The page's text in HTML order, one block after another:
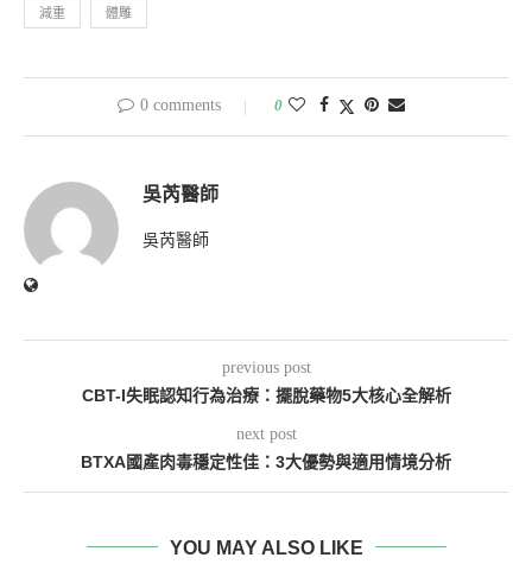
減重 體雕
0 comments 0
吳芮醫師
吳芮醫師
previous post
CBT-I失眠認知行為治療：擺脫藥物5大核心全解析
next post
BTXA國產肉毒穩定性佳：3大優勢與適用情境分析
YOU MAY ALSO LIKE